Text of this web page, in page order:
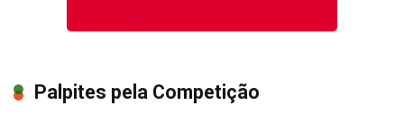
Palpites pela Competição